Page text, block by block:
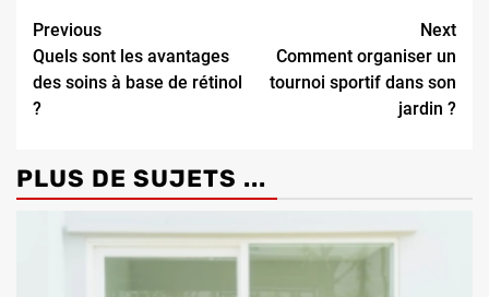
Continue
Reading
Previous
Quels sont les avantages
des soins à base de rétinol
?
Next
Comment organiser un
tournoi sportif dans son
jardin ?
PLUS DE SUJETS ...